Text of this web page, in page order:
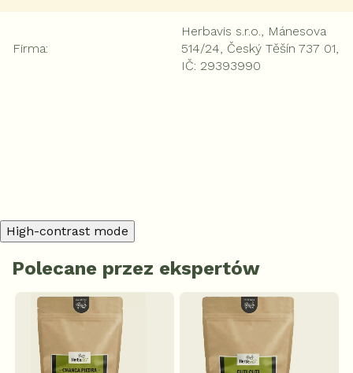
Firma:
Herbavis s.r.o., Mánesova
514/24, Český Těšín 737 01,
IČ: 29393990
High-contrast mode
Polecane przez ekspertów